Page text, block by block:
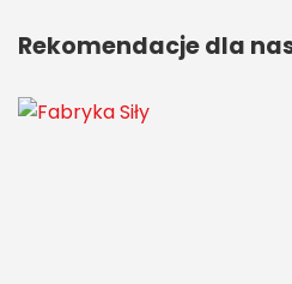
Rekomendacje dla